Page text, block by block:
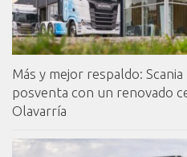
Más y mejor respaldo:
posventa con un renovado
Olavarría